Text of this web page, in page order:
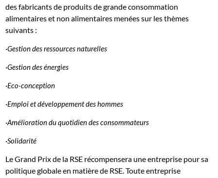
des fabricants de produits de grande consommation
alimentaires et non alimentaires menées sur les thèmes
suivants :
·Gestion des ressources naturelles
·Gestion des énergies
·Eco-conception
·Emploi et développement des hommes
·Amélioration du quotidien des consommateurs
·Solidarité
Le Grand Prix de la RSE récompensera une entreprise pour sa
politique globale en matière de RSE. Toute entreprise